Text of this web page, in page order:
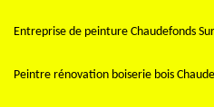
Entreprise de peinture Chaudefonds
Peintre rénovation boiserie bois